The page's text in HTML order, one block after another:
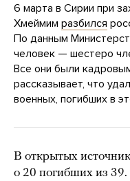
6 марта в Сирии при
Хмеймим разбился
По данным
человек — шестеро
Все они были
рассказывает, что
военных, погибших в
В открытых
о 20 погибших из